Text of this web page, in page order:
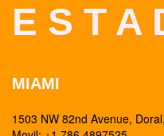
E S T A
MIAMI
1503 NW 82nd Avenue,